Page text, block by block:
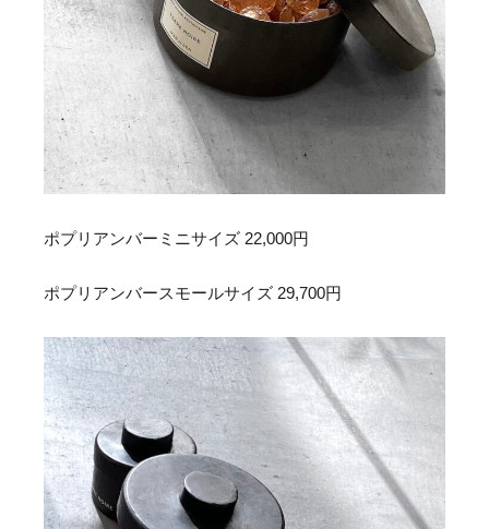
ポプリアンバーミニサイズ 22,000円
ポプリアンバースモールサイズ 29,700円